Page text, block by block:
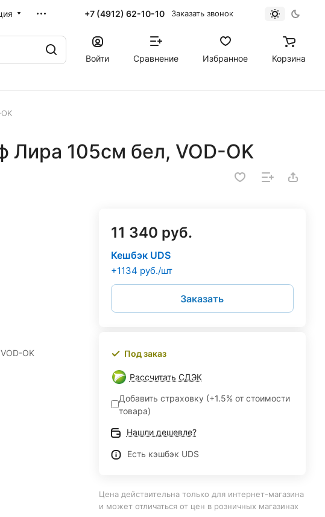
+7 (4912) 62-10-10 Заказать звонок
Войти Сравнение Избранное Корзина
Лира 105см бел, VOD-OK
OK
11 340 руб.
Кешбэк UDS
+1134 руб./шт
Заказать
Под заказ
Рассчитать СДЭК
Добавить страховку (+1.5% от стоимости
товара)
Нашли дешевле?
Есть кэшбэк UDS
Цена действительна только для интернет-магазина
и может отличаться от цен в розничных магазинах